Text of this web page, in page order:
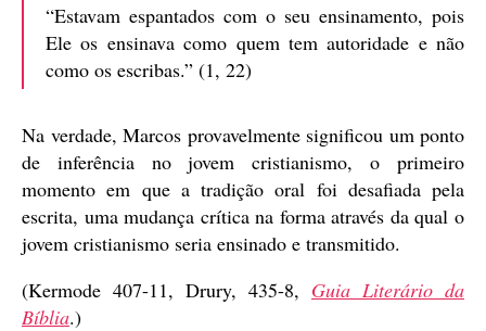
“Estavam espantados com o seu ensinamento, pois
Ele os ensinava como quem tem autoridade e não
como os escribas.” (1, 22)
Na verdade, Marcos provavelmente significou um ponto
de inferência no jovem cristianismo, o primeiro
momento em que a tradição oral foi desafiada pela
escrita, uma mudança crítica na forma através da qual o
jovem cristianismo seria ensinado e transmitido.
(Kermode 407-11, Drury, 435-8, Guia Literário da
Bíblia.)